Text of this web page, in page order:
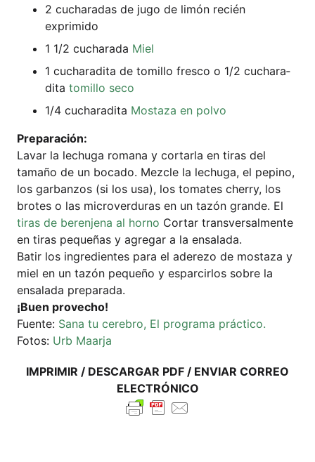
2 cucha­ra­das de jugo de limón recién
exprimido
1 1/2 cucha­ra­da Miel
1 cucha­ra­di­ta de tomil­lo fres­co o 1/2 cucha­ra­
di­ta tomil­lo seco
1/4 cucha­ra­di­ta Mos­ta­za en polvo
Pre­pa­ra­ción:
Lavar la lechu­ga roma­na y cort­ar­la en tiras del
tama­ño de un boca­do. Mez­cle la lechu­ga, el pepi­no,
los gar­ban­zos (si los usa), los toma­tes cher­ry, los
bro­tes o las micro­ver­du­ras en un tazón gran­de. El
tiras de beren­je­na al hor­no Cort­ar trans­ver­sal­men­te
en tiras peque­ñas y agre­gar a la ensalada.
Batir los ingre­di­en­tes para el ade­re­zo de mos­ta­za y
miel en un tazón peque­ño y espar­cir­los sob­re la
ensa­la­da preparada.
¡Buen pro­v­echo!
Fuen­te: Sana tu cere­b­ro, El pro­gra­ma práctico.
Fotos: Urb Maar­ja
IMPRI­MIR / DES­CAR­GAR PDF / ENVI­AR COR­REO
ELECTRÓNICO